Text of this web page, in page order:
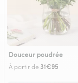
Douceur poudrée
À partir de 31€95